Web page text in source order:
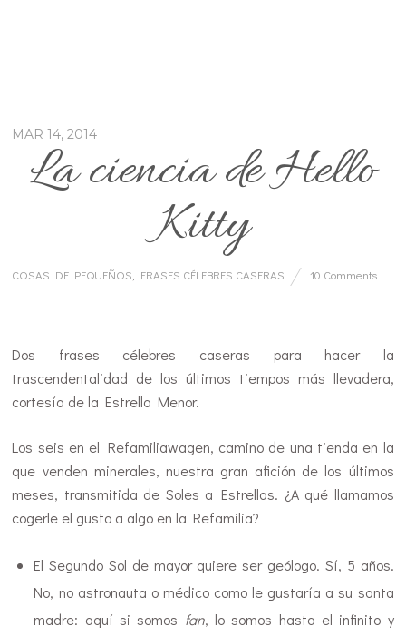
MAR 14, 2014
La ciencia de Hello
Kitty
COSAS DE PEQUEÑOS, FRASES CÉLEBRES CASERAS 10 Comments
Dos frases célebres caseras para hacer la
trascendentalidad de los últimos tiempos más llevadera,
cortesía de la Estrella Menor.
Los seis en el Refamiliawagen, camino de una tienda en la
que venden minerales, nuestra gran afición de los últimos
meses, transmitida de Soles a Estrellas. ¿A qué llamamos
cogerle el gusto a algo en la Refamilia?
El Segundo Sol de mayor quiere ser geólogo. Sí, 5 años.
No, no astronauta o médico como le gustaría a su santa
madre: aquí si somos fan, lo somos hasta el infinito y